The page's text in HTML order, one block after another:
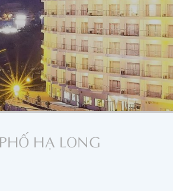
HẠ LONG